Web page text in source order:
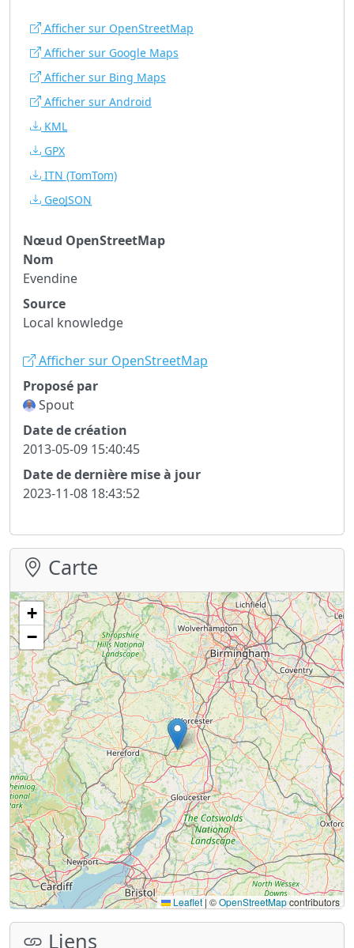
Afficher sur OpenStreetMap
Afficher sur Google Maps
Afficher sur Bing Maps
Afficher sur Android
KML
GPX
ITN (TomTom)
GeoJSON
Nœud OpenStreetMap
Nom
Evendine
Source
Local knowledge
Afficher sur OpenStreetMap
Proposé par
Spout
Date de création
2013-05-09 15:40:45
Date de dernière mise à jour
2023-11-08 18:43:52
Carte
+
−
Leaflet| ©OpenStreetMapcontributors
Liens